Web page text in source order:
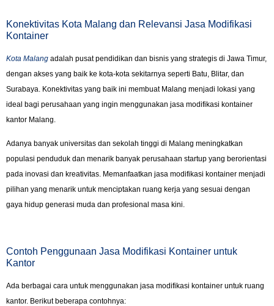
Konektivitas Kota Malang dan Relevansi Jasa Modifikasi
Kontainer
Kota Malang adalah pusat pendidikan dan bisnis yang strategis di Jawa Timur,
dengan akses yang baik ke kota-kota sekitarnya seperti Batu, Blitar, dan
Surabaya. Konektivitas yang baik ini membuat Malang menjadi lokasi yang
ideal bagi perusahaan yang ingin menggunakan jasa modifikasi kontainer
kantor Malang.
Adanya banyak universitas dan sekolah tinggi di Malang meningkatkan
populasi penduduk dan menarik banyak perusahaan startup yang berorientasi
pada inovasi dan kreativitas. Memanfaatkan jasa modifikasi kontainer menjadi
pilihan yang menarik untuk menciptakan ruang kerja yang sesuai dengan
gaya hidup generasi muda dan profesional masa kini.
Contoh Penggunaan Jasa Modifikasi Kontainer untuk
Kantor
Ada berbagai cara untuk menggunakan jasa modifikasi kontainer untuk ruang
kantor. Berikut beberapa contohnya: